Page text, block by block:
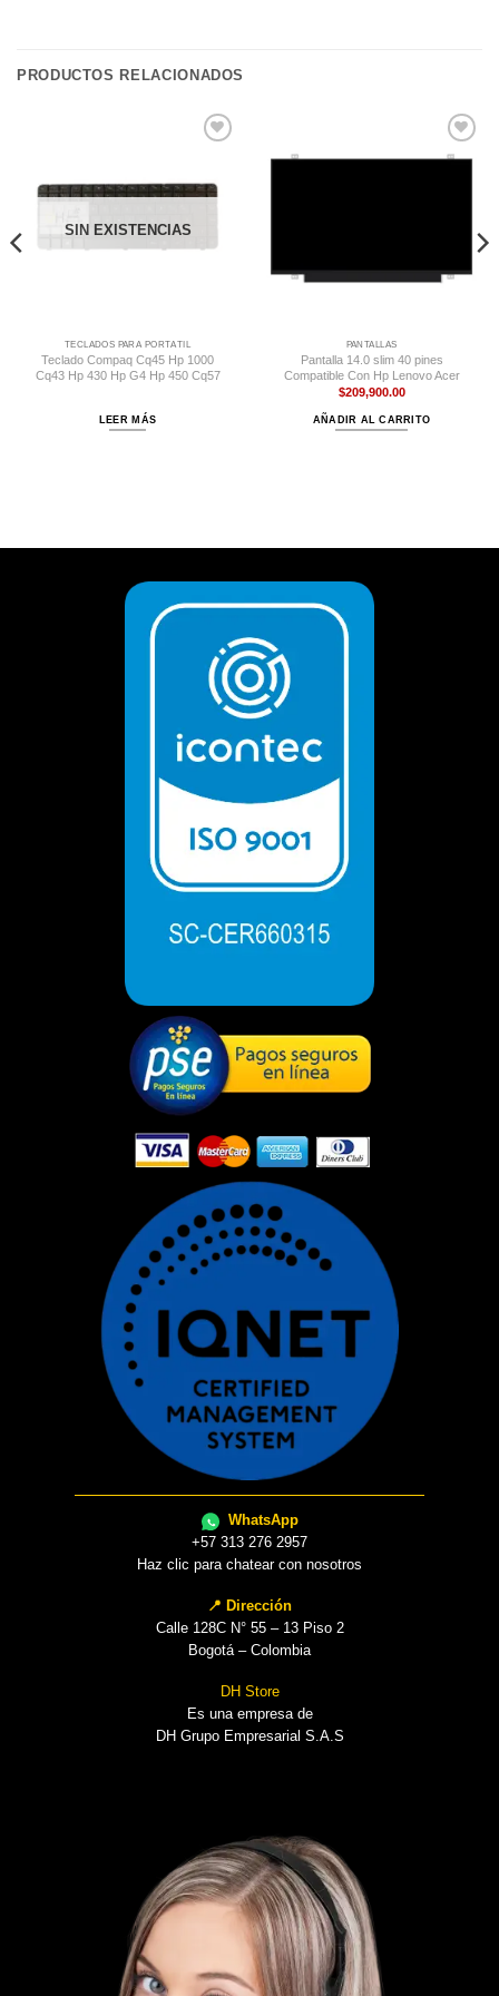
PRODUCTOS RELACIONADOS
SIN EXISTENCIAS
TECLADOS PARA PORTÁTIL
Teclado Compaq Cq45 Hp 1000
Cq43 Hp 430 Hp G4 Hp 450 Cq57
LEER MÁS
Comprar
PANTALLAS
Pantalla 14.0 slim 40 pines
Compatible Con Hp Lenovo Acer
$209,900.00
AÑADIR AL CARRITO
WhatsApp
+57 313 276 2957
Haz clic para chatear con nosotros
📍 Dirección
Calle 128C N° 55 – 13 Piso 2
Bogotá – Colombia
DH Store
Es una empresa de
DH Grupo Empresarial S.A.S